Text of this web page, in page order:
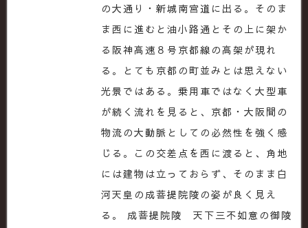
の大通り・新城南宮道に出る。そのま
ま西に進むと油小路通とその上に架か
る阪神高速８号京都線の高架が現れ
る。とても京都の町並みとは思えない
光景ではある。乗用車ではなく大型車
が続く流れを見ると、京都・大阪間の
物流の大動脈としての必然性を強く感
じる。この交差点を西に渡ると、角地
には建物は立っておらず、そのまま白
河天皇の成菩提院陵の姿が良く見え
る。 成菩提院陵 天下三不如意の御陵